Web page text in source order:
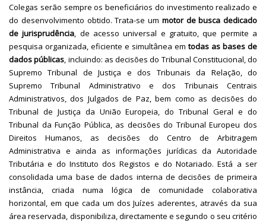
Colegas serão sempre os beneficiários do investimento realizado e
do desenvolvimento obtido. Trata-se um motor de busca dedicado
de jurisprudência, de acesso universal e gratuito, que permite a
pesquisa organizada, eficiente e simultânea emtodas as bases de
dados públicas, incluindo: as decisões do Tribunal Constitucional, do
Supremo Tribunal de Justiça e dos Tribunais da Relação, do
Supremo Tribunal Administrativo e dos Tribunais Centrais
Administrativos, dos Julgados de Paz, bem como as decisões do
Tribunal de Justiça da União Europeia, do Tribunal Geral e do
Tribunal da Função Pública, as decisões do Tribunal Europeu dos
Direitos Humanos, as decisões do Centro de Arbitragem
Administrativa e ainda as informações jurídicas da Autoridade
Tributária e do Instituto dos Registos e do Notariado. Está a ser
consolidada uma base de dados interna de decisões de primeira
instância, criada numa lógica de comunidade colaborativa
horizontal, em que cada um dos Juízes aderentes, através da sua
área reservada, disponibiliza, directamente e segundo o seu critério